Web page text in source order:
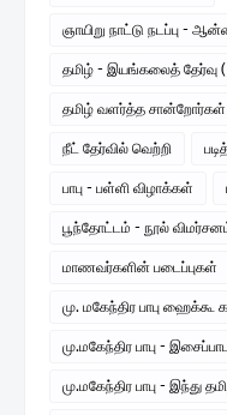
ஞாயிறு நாட்டு நடப்பு -
தமிழ் - இயங்கலைத் தேர்வு (
தமிழ் வளர்த்த சான்றோர்கள்
நீட் தேர்வில் வெற்றி
பாபு - பள்ளி விழாக்கள்
பூந்தோட்டம் - நூல்
மாணவர்களின் படைப்புகள்
மு. மகேந்திர பாபு ஹைக்கூ
மு.மகேந்திர பாபு -
மு.மகேந்திர பாபு - இந்து